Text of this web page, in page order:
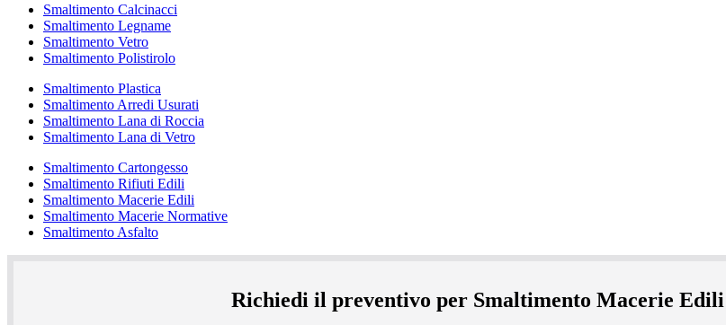
Smaltimento Calcinacci
Smaltimento Legname
Smaltimento Vetro
Smaltimento Polistirolo
Smaltimento Plastica
Smaltimento Arredi Usurati
Smaltimento Lana di Roccia
Smaltimento Lana di Vetro
Smaltimento Cartongesso
Smaltimento Rifiuti Edili
Smaltimento Macerie Edili
Smaltimento Macerie Normative
Smaltimento Asfalto
Richiedi il preventivo per Smaltimento Macerie